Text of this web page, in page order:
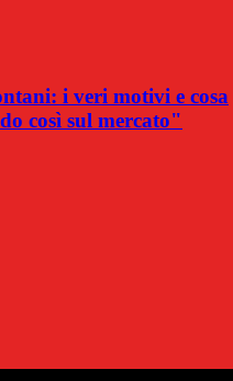
i veri motivi e cosa
così sul mercato"